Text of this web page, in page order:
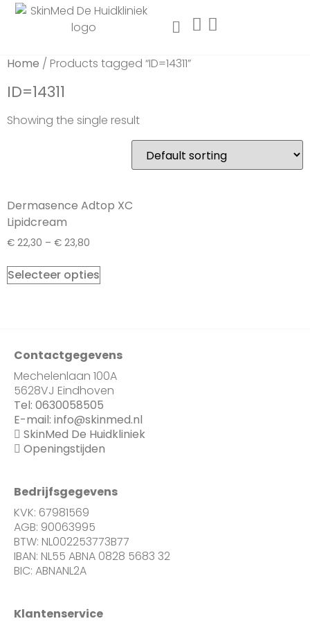
Home / Products tagged “ID=14311”
ID=14311
Showing the single result
Dermasence Adtop XC
Lipidcream
€ 22,30 – € 23,80
Selecteer opties
Contactgegevens
Mechelenlaan 100A
5628VJ Eindhoven
Tel: 0630058505
E-mail: info@skinmed.nl
SkinMed De Huidkliniek
Openingstijden
Bedrijfsgegevens
KVK: 67981569
AGB: 90063995
BTW: NL002253773B77
IBAN: NL55 ABNA 0828 5683 32
BIC: ABNANL2A
Klantenservice